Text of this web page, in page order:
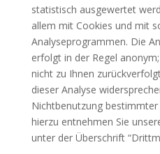
statistisch ausgewertet
allem mit Cookies und mit
Analyseprogrammen. Die
erfolgt in der Regel
nicht zu Ihnen
dieser Analyse
Nichtbenutzung
hierzu entnehmen Sie
unter der Überschrift